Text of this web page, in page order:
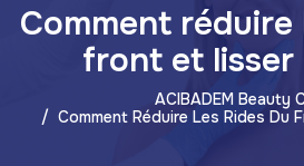
Comment réduire
front et lisser
ACIBADEM Beauty
Comment Réduire Les Rides Du